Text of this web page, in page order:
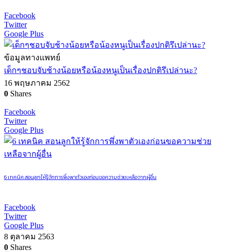
Facebook
Twitter
Google Plus
ข้อมูลทางแพทย์
เด็กๆชอบจับช้างน้อยหรือน้องหนูเป็นเรื่องปกติรึเปล่านะ?
16 พฤษภาคม 2562
0 Shares
Facebook
Twitter
Google Plus
6 เทคนิค สอนลูกให้รู้จักการพึ่งพาตัวเองก่อนขอความช่วยเหลือจากผู้อื่น
Facebook
Twitter
Google Plus
8 ตุลาคม 2563
0 Shares